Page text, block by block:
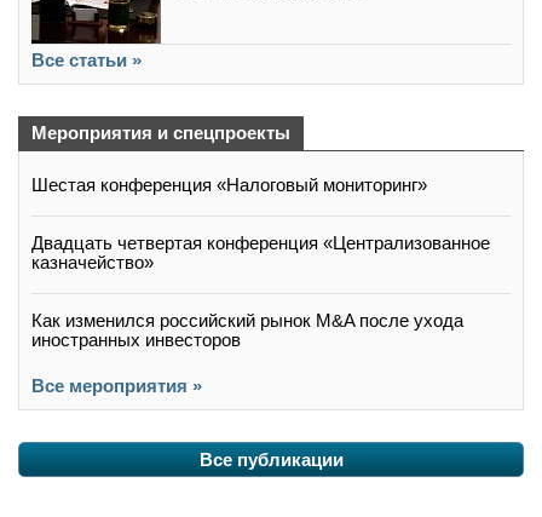
Все статьи »
Мероприятия и спецпроекты
Шестая конференция «Налоговый мониторинг»
Двадцать четвертая конференция «Централизованное
казначейство»
Как изменился российский рынок M&A после ухода
иностранных инвесторов
Все мероприятия »
Все публикации